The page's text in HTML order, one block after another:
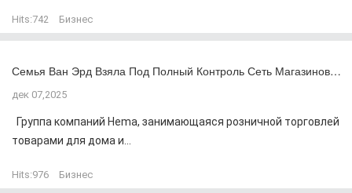
Hits:742 Бизнес
Семья Ван Эрд Взяла Под Полный Контроль Сеть Магазинов…
дек 07,2025
Группа компаний Hema, занимающаяся розничной торговлей
товарами для дома и...
Hits:976 Бизнес